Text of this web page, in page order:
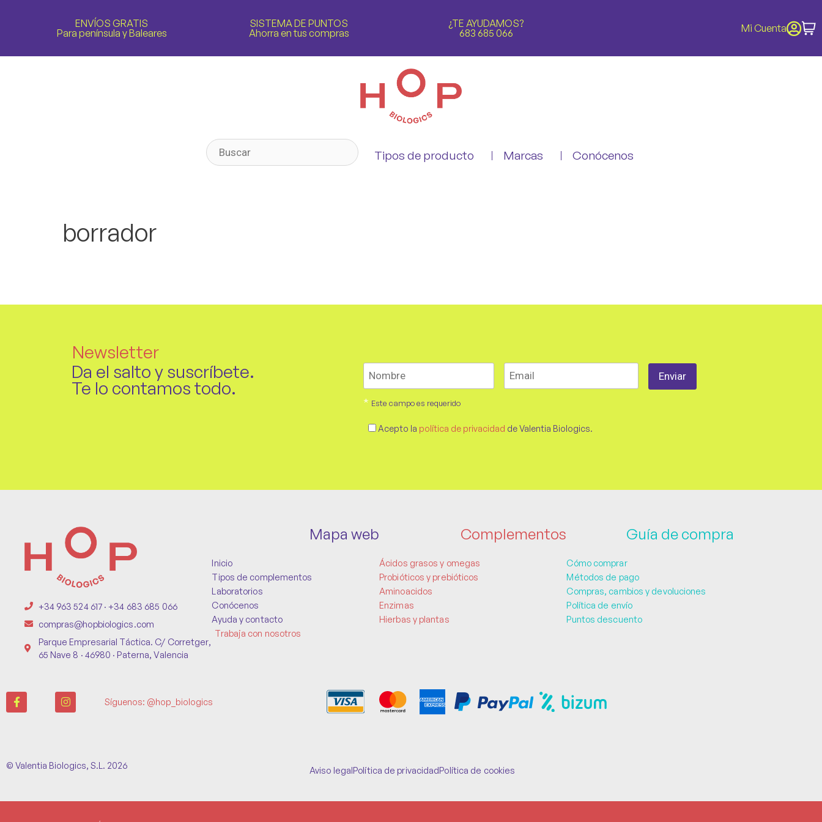
ENVÍOS GRATIS
Para península y Baleares
SISTEMA DE PUNTOS
Ahorra en tus compras
¿TE AYUDAMOS?
683 685 066
Mi Cuenta
Tipos de producto Marcas Conócenos
borrador
Newsletter
Da el salto y suscríbete.
Te lo contamos todo.
* Este campo es requerido
Acepto la política de privacidad de Valentia Biologics.
+34 963 524 617 · +34 683 685 066
compras@hopbiologics.com
Parque Empresarial Táctica. C/ Corretger,
65 Nave 8 · 46980 · Paterna, Valencia
Mapa web
Inicio
Tipos de complementos
Laboratorios
Conócenos
Ayuda y contacto
Trabaja con nosotros
Complementos
Ácidos grasos y omegas
Probióticos y prebióticos
Aminoacidos
Enzimas
Hierbas y plantas
Guía de compra
Cómo comprar
Métodos de pago
Compras, cambios y devoluciones
Política de envío
Puntos descuento
Síguenos: @hop_biologics
© Valentia Biologics, S.L. 2026 Aviso legalPolítica de privacidadPolítica de cookies